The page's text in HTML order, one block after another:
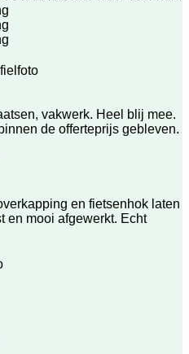
vakwerk. Heel blij mee.
de offerteprijs gebleven.
en fietsenhok laten
en mooi afgewerkt. Echt